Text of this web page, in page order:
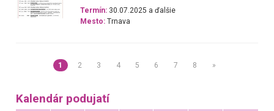
Termín: 30.07.2025 a ďalšie
Mesto: Trnava
1 2 3 4 5 6 7 8 »
Kalendár podujatí